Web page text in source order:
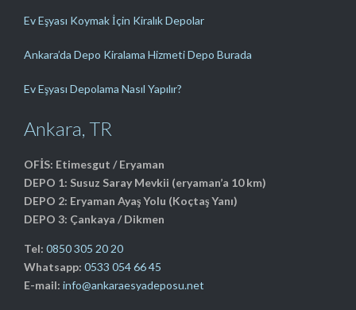
Ev Eşyası Koymak İçin Kiralık Depolar
Ankara’da Depo Kiralama Hizmeti Depo Burada
Ev Eşyası Depolama Nasıl Yapılır?
Ankara, TR
OFİS: Etimesgut / Eryaman
DEPO 1: Susuz Saray Mevkii (eryaman’a 10 km)
DEPO 2: Eryaman Ayaş Yolu (Koçtaş Yanı)
DEPO 3: Çankaya / Dikmen
Tel: 0850 305 20 20
Whatsapp: 0533 054 66 45
E-mail: info@ankaraesyadeposu.net